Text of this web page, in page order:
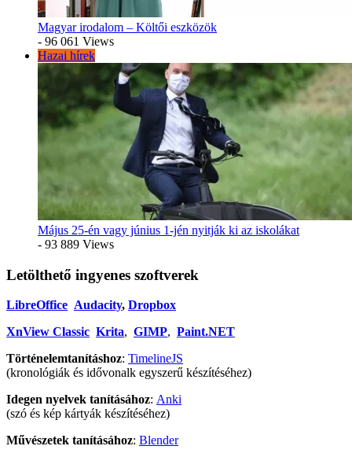
Magyar irodalom – Költői eszközök
- 96 061 Views
Hazai hírek
Május 25-én vagy június 1-jén nyitják ki az iskolákat
- 93 889 Views
Letölthető ingyenes szoftverek
LibreOffice Audacity, Dropbox
XnView Classic Krita, GIMP, Paint.NET
Történelemtanításhoz: TimelineJS
(kronológiák és idővonalk egyszerű készítéséhez)
Idegen nyelvek tanításához: Anki
(szó és kép kártyák készítéséhez)
Művészetek tanításához: Blender